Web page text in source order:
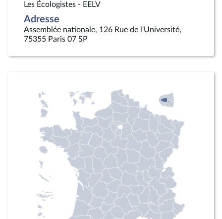
Les Écologistes - EELV
Adresse
Assemblée nationale, 126 Rue de l'Université,
75355 Paris 07 SP